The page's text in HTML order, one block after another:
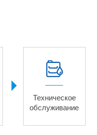

Техническое
обслуживание